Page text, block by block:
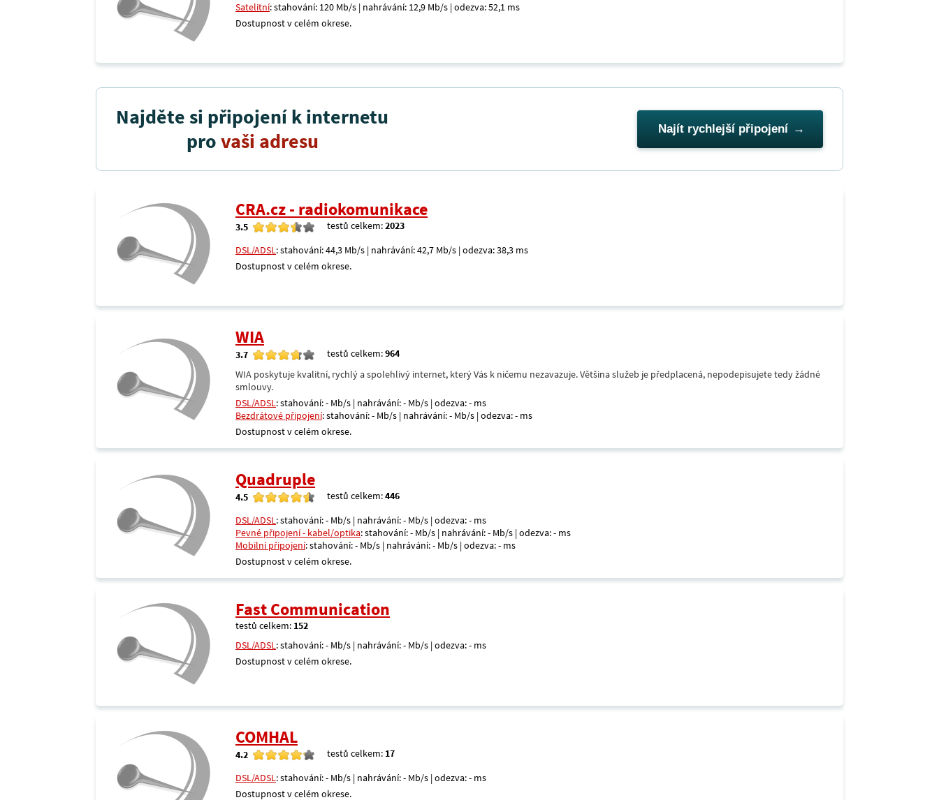
Satelitní: stahování: 120 Mb/s | nahrávání: 12,9 Mb/s | odezva: 52,1 ms
Dostupnost v celém okrese.
Najděte si připojení k internetu
provaši adresu Najít rychlejší připojení
CRA.cz - radiokomunikace
3.5 testů celkem:2023
DSL/ADSL: stahování: 44,3 Mb/s | nahrávání: 42,7 Mb/s | odezva: 38,3 ms
Dostupnost v celém okrese.
WIA
3.7 testů celkem:964
WIA poskytuje kvalitní, rychlý a spolehlivý internet, který Vás k ničemu nezavazuje. Většina služeb je předplacená, nepodepisujete tedy žádné
smlouvy.
DSL/ADSL: stahování: - Mb/s | nahrávání: - Mb/s | odezva: - ms
Bezdrátové připojení: stahování: - Mb/s | nahrávání: - Mb/s | odezva: - ms
Dostupnost v celém okrese.
Quadruple
4.5 testů celkem:446
DSL/ADSL: stahování: - Mb/s | nahrávání: - Mb/s | odezva: - ms
Pevné připojení - kabel/optika: stahování: - Mb/s | nahrávání: - Mb/s | odezva: - ms
Mobilní připojení: stahování: - Mb/s | nahrávání: - Mb/s | odezva: - ms
Dostupnost v celém okrese.
Fast Communication
testů celkem: 152
DSL/ADSL: stahování: - Mb/s | nahrávání: - Mb/s | odezva: - ms
Dostupnost v celém okrese.
COMHAL
4.2 testů celkem: 17
DSL/ADSL: stahování: - Mb/s | nahrávání: - Mb/s | odezva: - ms
Dostupnost v celém okrese.